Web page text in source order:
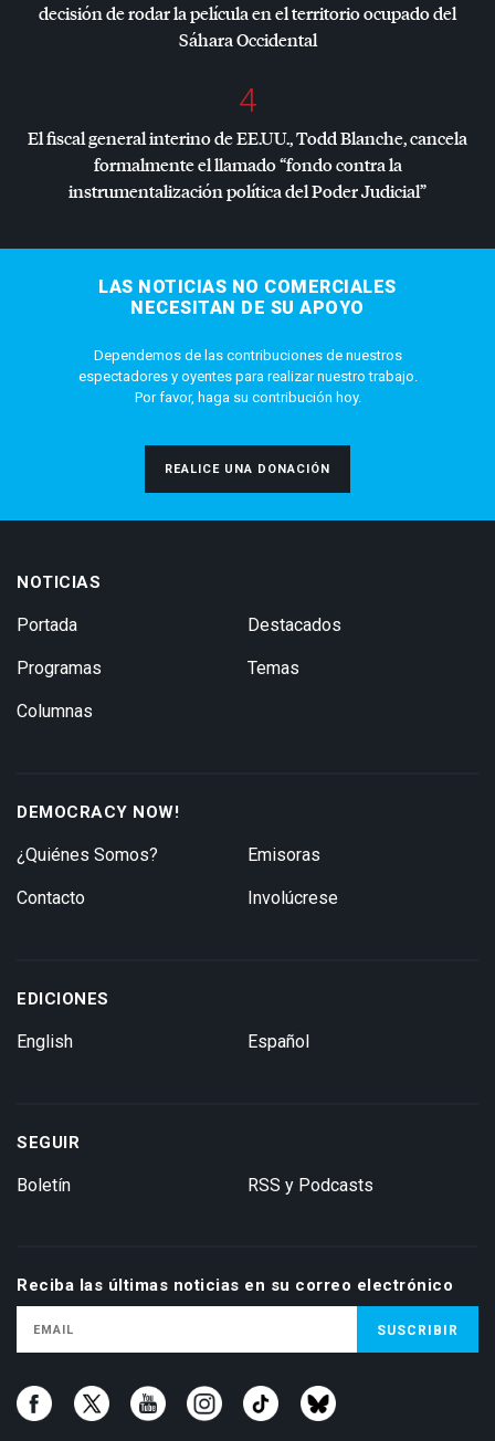
decisión de rodar la película en el territorio ocupado del
Sáhara Occidental
4
El fiscal general interino de EE.UU., Todd Blanche, cancela
formalmente el llamado “fondo contra la
instrumentalización política del Poder Judicial”
LAS NOTICIAS NO COMERCIALES
NECESITAN DE SU APOYO
Dependemos de las contribuciones de nuestros
espectadores y oyentes para realizar nuestro trabajo.
Por favor, haga su contribución hoy.
REALICE UNA DONACIÓN
NOTICIAS
Portada
Programas
Columnas
Destacados
Temas
DEMOCRACY NOW!
¿Quiénes Somos?
Contacto
Emisoras
Involúcrese
EDICIONES
English Español
SEGUIR
Boletín RSS y Podcasts
Reciba las últimas noticias en su correo electrónico